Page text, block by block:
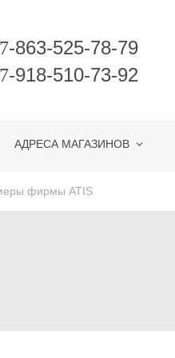
-863-525-78-79
-918-510-73-92
АДРЕСА МАГАЗИНОВ
фирмы ATIS